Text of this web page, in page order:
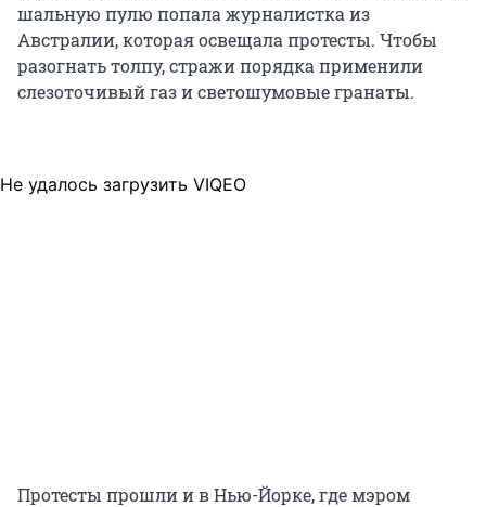
шальную пулю попала журналистка из
Австралии, которая освещала протесты. Чтобы
разогнать толпу, стражи порядка применили
слезоточивый газ и светошумовые гранаты.
Не удалось загрузить VIQEO
Протесты прошли и в Нью-Йорке, где мэром